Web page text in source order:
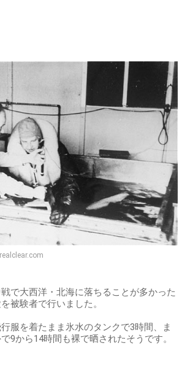
で大西洋・北海に落ちることが多かった
被験者で行いました。
服を着たまま氷水のタンクで3時間、ま
9から14時間も裸で晒されたそうです。